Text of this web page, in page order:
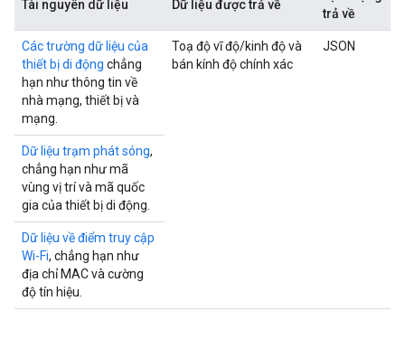
Tài nguyên dữ liệu Dữ liệu được trả về
trả về
Các trường dữ liệu của
thiết bị di động chẳng
hạn như thông tin về
nhà mạng, thiết bị và
mạng.
Toạ độ vĩ độ/kinh độ và
bán kính độ chính xác
JSON
Dữ liệu trạm phát sóng,
chẳng hạn như mã
vùng vị trí và mã quốc
gia của thiết bị di động.
Dữ liệu về điểm truy cập
Wi-Fi, chẳng hạn như
địa chỉ MAC và cường
độ tín hiệu.